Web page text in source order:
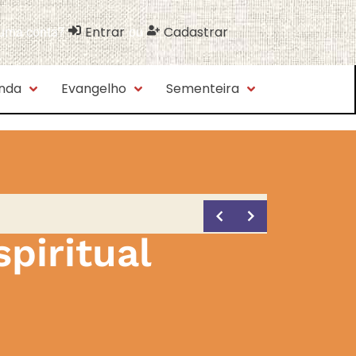
conta? Entrar ou Cadastrar
Evangelho Sementeira